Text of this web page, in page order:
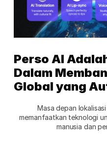
Perso AI
Dalam
Global yang
Masa depan
memanfaatkan teknologi
manusia dan